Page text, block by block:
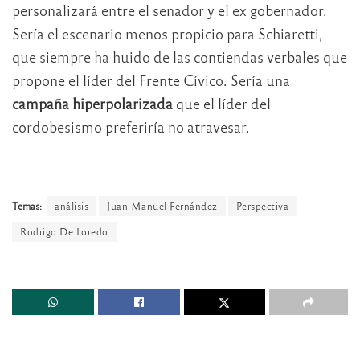
personalizará entre el senador y el ex gobernador.
Sería el escenario menos propicio para Schiaretti,
que siempre ha huido de las contiendas verbales que
propone el líder del Frente Cívico. Sería una
campaña hiperpolarizada que el líder del
cordobesismo preferiría no atravesar.
Temas: análisis Juan Manuel Fernández
Perspectiva
Rodrigo De Loredo